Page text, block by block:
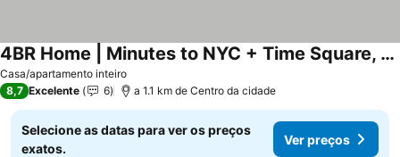
Casa/apartamento inteiro
4BR Home | Minutes to NYC + Time Square, Sleeps 8
Ver preços
8,7 Excelente 6 a 1.1 km de Centro da cidade
Selecione as datas para ver os preços
exatos.
Ver preços